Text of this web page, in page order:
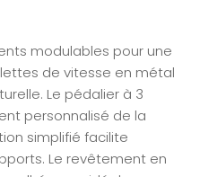
modulables pour une
de vitesse en métal
Le pédalier à 3
personnalisé de la
simplifié facilite
Le revêtement en